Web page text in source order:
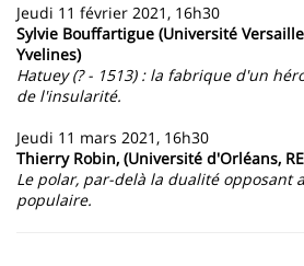
Jeudi 11 février 2021, 16h30
Sylvie Bouffartigue (Université
Yvelines)
Hatuey (? - 1513) : la fabrique d'un
de l'insularité.
Jeudi 11 mars 2021, 16h30
Thierry Robin, (Université d'Orléans,
Le polar, par-delà la dualité opposant
populaire.